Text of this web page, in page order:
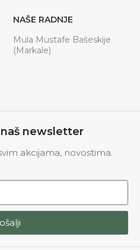
NAŠE RADNJE
Mula Mustafe Bašeskije
(Markale)
newsletter
akcijama, novostima.